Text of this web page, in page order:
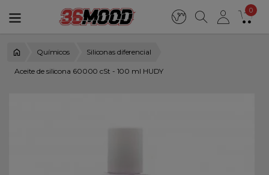
0
Químicos Siliconas diferencial
Aceite de silicona 60000 cSt - 100 ml HUDY